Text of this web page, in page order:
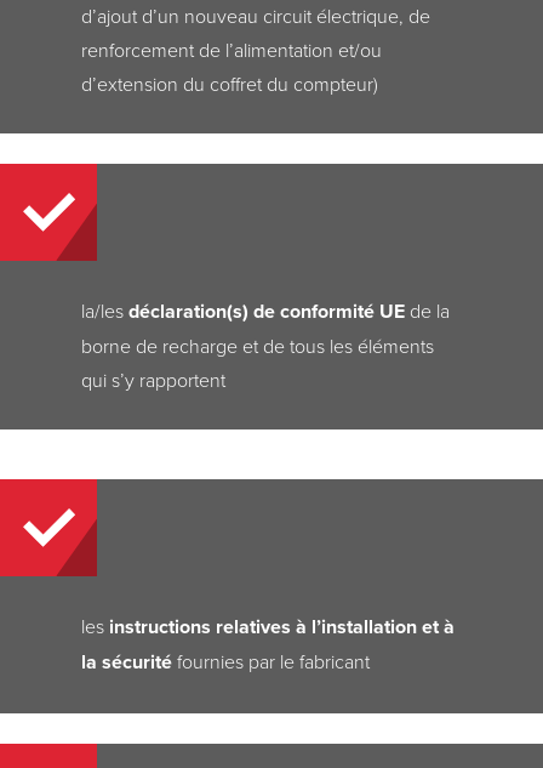
d’ajout d’un nouveau circuit électrique, de
renforcement de l’alimentation et/ou
d’extension du coffret du compteur)
la/lesdéclaration(s) de conformité UE de la
borne de recharge et de tous les éléments
qui s’y rapportent
les instructions relatives à l’installation et à
la sécuritéfournies par le fabricant